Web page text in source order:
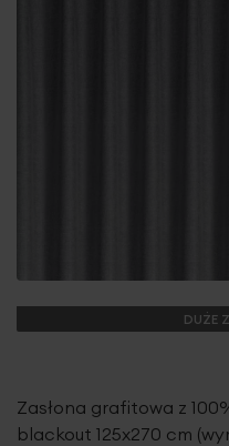
DUŻE
Zasłona grafitowa z
blackout 125x270 cm